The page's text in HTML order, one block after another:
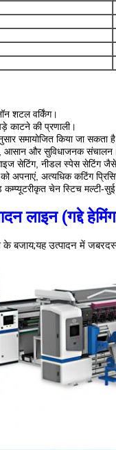
शटल वर्किंग।
काटने की प्रणाली।
समायोजित किया जा सकता
और सुविधाजनक
सेटिंग, नीडल स्पेस सेटिंग
अपनाएं, अत्यधिक कटिंग
चेन स्टिच मल्टी-
लाइन (गद्दे
उत्पादन में जबरदस्त